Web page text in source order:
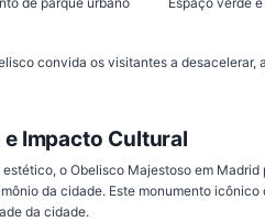
convida os visitantes a
Impacto Cultural
o Obelisco Majestoso em
da cidade. Este monumento
da cidade.